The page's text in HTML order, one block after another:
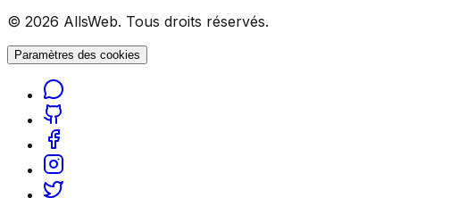
© 2026 AllsWeb. Tous droits réservés.
Paramètres des cookies